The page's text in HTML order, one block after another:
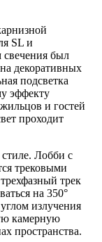
SL и
был
декоративных
подсветка
эффекту
и гостей
проходит
Лобби с
трековыми
трек
на 350°
излучения
камерную
пространства.